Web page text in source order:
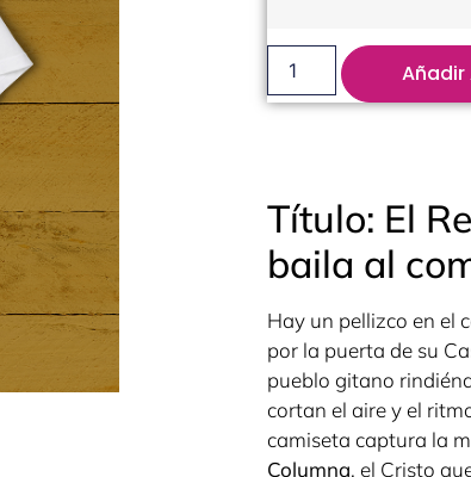
Añadir
Título: El
baila al
Hay un pellizco en el
por la puerta de su
pueblo gitano
cortan el aire y el
camiseta captura la
Columna, el Cristo